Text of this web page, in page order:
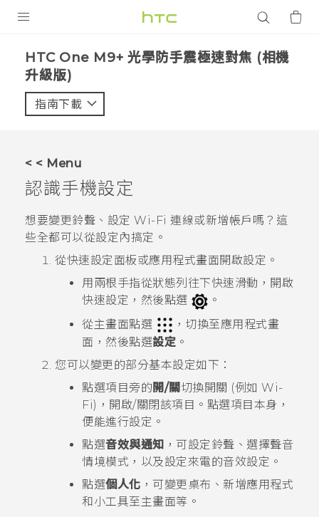
VIVE
智能手機
配件
VIVERSE
應用程式
支援服務
HTC One M9+ 光學防手震極速對焦 (相機
升級版)‎
指南下載
< < Menu
認識手機設定
想要變更鈴聲、設定 Wi-Fi 連線或新增帳戶嗎？這
些全都可以從設定內搞定。
從快速設定 面板或應用程式畫面開啟設定。
用兩根手指從狀態列往下快速滑動，開啟
快速設定 ，然後點選
。
從主畫面點選
，切換至應用程式畫
面，然後點選設定 。
您可以變更的部分基本設定如下：
點選項目旁的 開/關 切換開關 (例如 Wi-
Fi)，開啟/關閉該項目。點選項目本身，
便能進行設定。
點選音效與通知 ，可設定鈴聲、選擇聲音
情境模式，以及設定來電的音效設定。
點選個人化 ，可變更桌布、新增應用程式
和小工具至主畫面等。